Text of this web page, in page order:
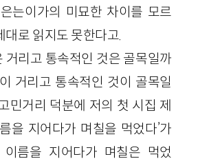
는이가의 미묘한 차이를 모르
대로 읽지도 못한다고.
거리고 통속적인 것은 골목일까
거리고 통속적인 것이 골목일
민거리 덕분에 저의 첫 시집 제
을 지어다가 며칠을 먹었다’가
이름을 지어다가 며칠은 먹었